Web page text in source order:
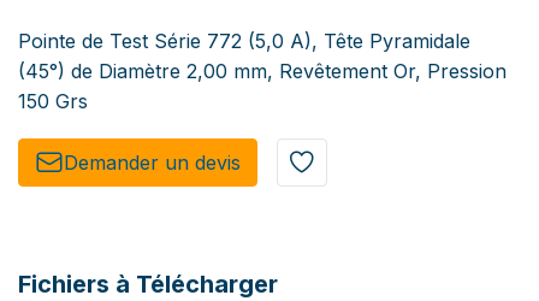
Pointe de Test Série 772 (5,0 A), Tête Pyramidale
(45°) de Diamètre 2,00 mm, Revêtement Or, Pression
150 Grs
Demander un de​​vis​​
Fichiers à Télécharger